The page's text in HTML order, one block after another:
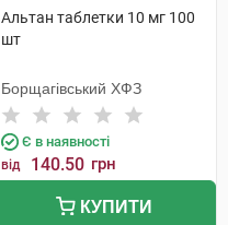
Альтан таблетки 10 мг 100
шт
Борщагівський ХФЗ
Є в наявності
від 140.50 грн
КУПИТИ